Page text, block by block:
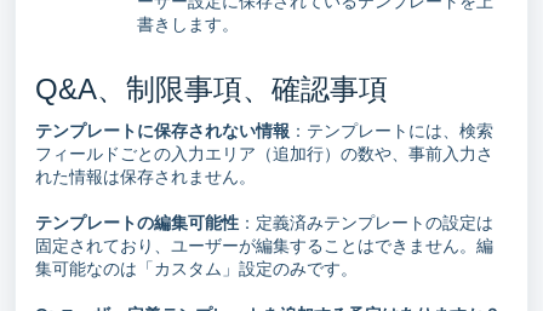
書きします。
Q&A、制限事項、確認事項
テンプレートに保存されない情報 ：テンプレートには、検索
フィールドごとの入力エリア（追加行）の数や、事前入力さ
れた情報は保存されません。
テンプレートの編集可能性 ：定義済みテンプレートの設定は
固定されており、ユーザーが編集することはできません。編
集可能なのは「カスタム」設定のみです。